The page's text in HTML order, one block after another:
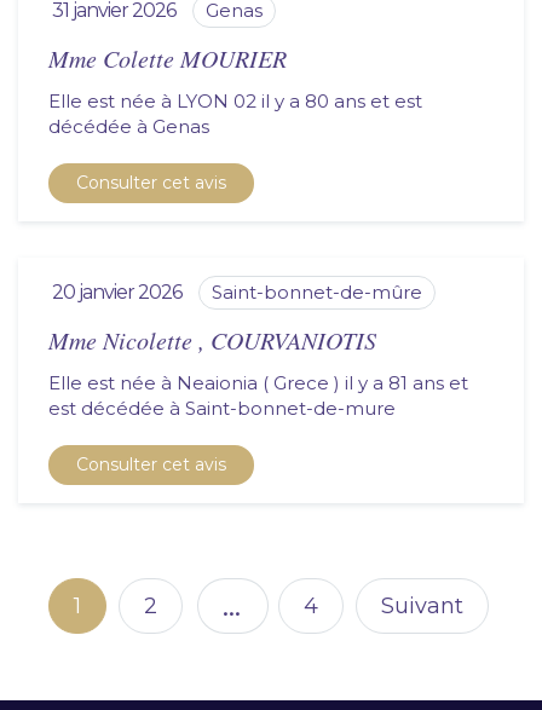
31 janvier 2026 genas
Mme Colette MOURIER
Elle est née à LYON 02 il y a 80 ans et est
décédée à
genas
Consulter cet avis
20 janvier 2026 saint-bonnet-de-mûre
Mme Nicolette , COURVANIOTIS
Elle est née à Neaionia ( Grece ) il y a 81 ans et
est décédée à
saint-bonnet-de-mure
Consulter cet avis
Pagination des
1 2 … 4 Suivant